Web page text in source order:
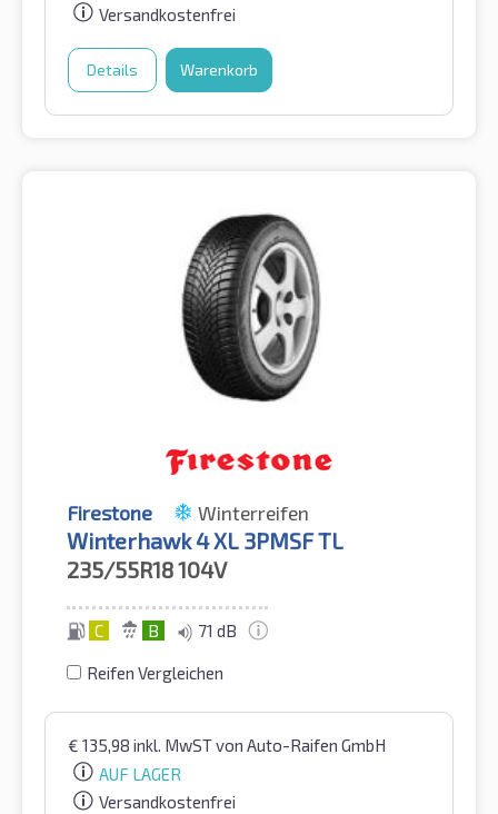
Versandkostenfrei
Details Warenkorb
Firestone Winterreifen
Winterhawk 4 XL 3PMSF TL
235/55R18104V
C B 71 dB
Reifen Vergleichen
€ 135,98 inkl. MwSTvon Auto-Raifen GmbH
AUF LAGER
Versandkostenfrei